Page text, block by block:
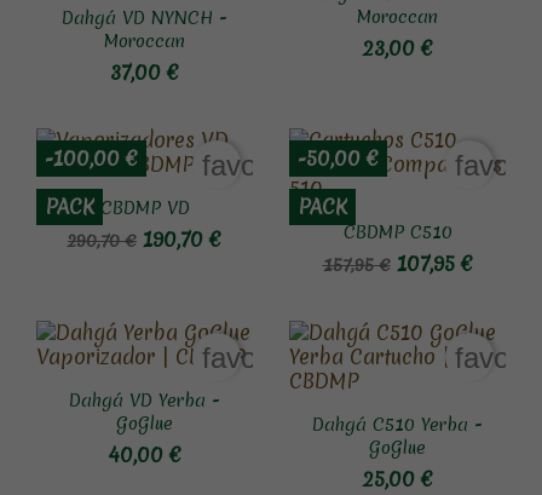
Dahgá VD NYNCH -
Moroccan
37,00 €
Moroccan
23,00 €
CBDMP VD
290,70 € 190,70 €
-100,00 €
PACK
favorite_border
CBDMP C510
157,95 € 107,95 €
-50,00 €
PACK
Dahgá VD Yerba -
GoGlue
40,00 €
favorite_border
Dahgá C510 Yerba -
GoGlue
25,00 €